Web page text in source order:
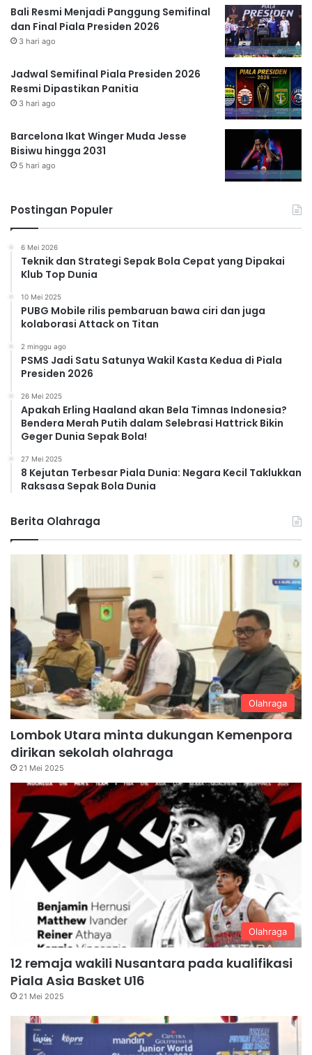
Bali Resmi Menjadi Panggung Semifinal
dan Final Piala Presiden 2026
3 hari ago
Jadwal Semifinal Piala Presiden 2026
Resmi Dipastikan Panitia
3 hari ago
Barcelona Ikat Winger Muda Jesse
Bisiwu hingga 2031
5 hari ago
Postingan Populer
6 Mei 2026
Teknik dan Strategi Sepak Bola Cepat yang Dipakai
Klub Top Dunia
10 Mei 2025
PUBG Mobile rilis pembaruan bawa ciri dan juga
kolaborasi Attack on Titan
2 minggu ago
PSMS Jadi Satu Satunya Wakil Kasta Kedua di Piala
Presiden 2026
26 Mei 2025
Apakah Erling Haaland akan Bela Timnas Indonesia?
Bendera Merah Putih dalam Selebrasi Hattrick Bikin
Geger Dunia Sepak Bola!
27 Mei 2025
8 Kejutan Terbesar Piala Dunia: Negara Kecil Taklukkan
Raksasa Sepak Bola Dunia
Berita Olahraga
Olahraga
Lombok Utara minta dukungan Kemenpora
dirikan sekolah olahraga
21 Mei 2025
Olahraga
12 remaja wakili Nusantara pada kualifikasi
Piala Asia Basket U16
21 Mei 2025